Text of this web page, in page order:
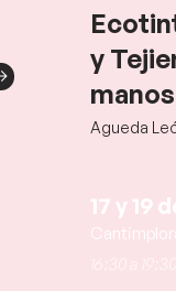
y
manos
Agueda
17 y 19
16:30 a 19:30